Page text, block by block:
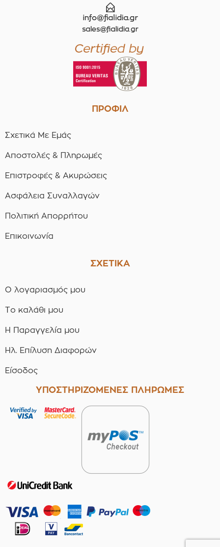
ΠΡΟΦΙΛ
Σχετικά Με Εμάς
Αποστολές & Πληρωμές
Επιστροφές & Ακυρώσεις
Ασφάλεια Συναλλαγών
Πολιτική Απορρήτου
Επικοινωνία
ΣΧΕΤΙΚΑ
Ο λογαριασμός μου
Το καλάθι μου
Η Παραγγελία μου
Ηλ. Επίλυση Διαφορών
Είσοδος
ΥΠΟΣΤΗΡΙΖΟΜΕΝΕΣ ΠΛΗΡΩΜΕΣ